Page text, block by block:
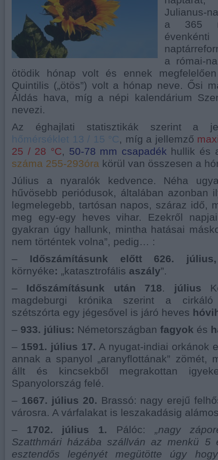
Julianus-
a 365
a római-
ötödik hónap volt és ennek
Quintilis („ötös”) volt a hónap neve. Ősi
Áldás hava, míg a népi kalendárium
nevezi.
Az éghajlati statisztikák szerint a
hőmérséklet 13 / 15 °C, míg a jellemző
25 / 28 °C, 50-78 mm csapadék hullik és
száma 255-293óra körül van összesen a
Július a nyaralók kedvence. Néha
hűvösebb periódusok, általában azonban
legmelegebb, tartósan napos, száraz idő,
meg egy-egy heves vihar. Ezekről
gyakran úgy hallunk, mintha hatásai
nem történtek volna”, pedig… :
– Időszámításunk előtt 626.
környéke: „katasztrofális aszály”.
– Időszámításunk után 718. július
magdeburgi krónika szerint a
szétszórta egy jégesővel is járó heves
– 933. július: Németországban fagyok és
– 1591. július 17. A nyugat-indiai orkánok
annak a spanyol „aranyflottának” zömét,
állt és kincsekből megrakottan
Spanyolország felé.
– 1667. július 20. Brassó: nagy erejű
városra. A várfalakat is leszakadásig
– 1702. július 1. Pálóc: „nagy
Szatthmári házába szállván az menkü 5
esztendős legényét megütötte úgy